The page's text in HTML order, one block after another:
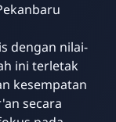
dengan nilai-
ini terletak
kesempatan
secara